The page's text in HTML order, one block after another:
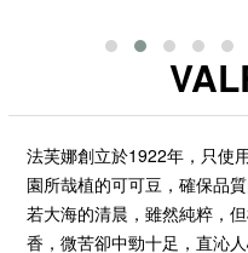
法芙娜創立於1922年，只使
園所哉植的可可豆，確保品質
若大海的清晨，雖然純粹，
香，微苦卻中勁十足，直沁